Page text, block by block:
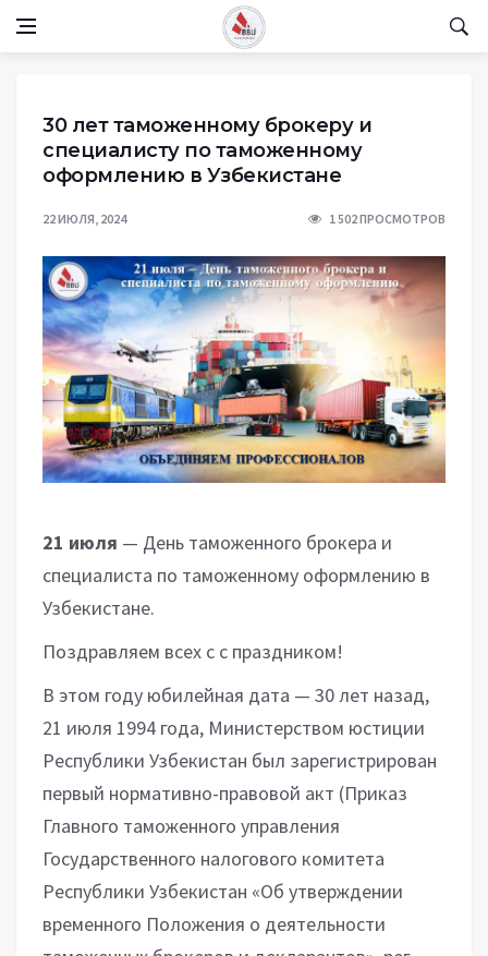
30 лет таможенному брокеру и
специалисту по таможенному
оформлению в Узбекистане
22 ИЮЛЯ, 2024 1 502 ПРОСМОТРОВ
21 июля — День таможенного брокера и
специалиста по таможенному оформлению в
Узбекистане.
Поздравляем всех с с праздником!
В этом году юбилейная дата — 30 лет назад,
21 июля 1994 года, Министерством юстиции
Республики Узбекистан был зарегистрирован
первый нормативно-правовой акт (Приказ
Главного таможенного управления
Государственного налогового комитета
Республики Узбекистан «Об утверждении
временного Положения о деятельности